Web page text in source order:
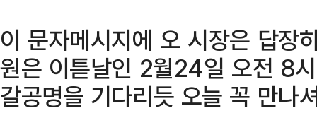
이 문자메시지에 오 시장은 답장
원은 이튿날인 2월24일 오전 8
갈공명을 기다리듯 오늘 꼭 만나